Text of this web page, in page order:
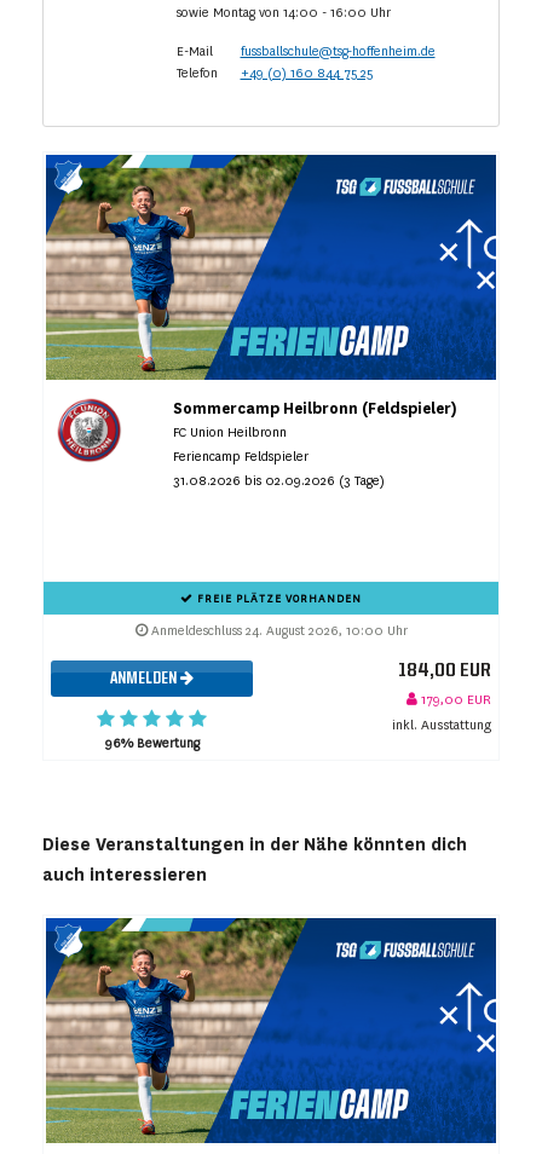
sowie Montag von 14:00 - 16:00 Uhr
E-Mail
fussballschule@tsg-hoffenheim.de
Telefon
+49 (0) 160 844 75 25
Sommercamp Heilbronn (Feldspieler)
FC Union Heilbronn
Feriencamp Feldspieler
31.08.2026 bis 02.09.2026 (3 Tage)
FREIE PLÄTZE VORHANDEN
Anmeldeschluss 24. August 2026, 10:00 Uhr
ANMELDEN
96% Bewertung
184,00 EUR
179,00 EUR
inkl. Ausstattung
Diese Veranstaltungen in der Nähe könnten dich
auch interessieren